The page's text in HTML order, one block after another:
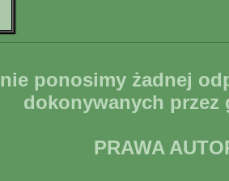
nie ponosimy żadnej
dokonywanych
PRAWA